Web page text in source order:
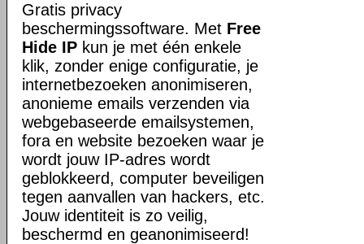
Gratis privacy
beschermingssoftware. Met Free
Hide IP kun je met één enkele
klik, zonder enige configuratie, je
internetbezoeken anonimiseren,
anonieme emails verzenden via
webgebaseerde emailsystemen,
fora en website bezoeken waar je
wordt jouw IP-adres wordt
geblokkeerd, computer beveiligen
tegen aanvallen van hackers, etc.
Jouw identiteit is zo veilig,
beschermd en geanonimiseerd!